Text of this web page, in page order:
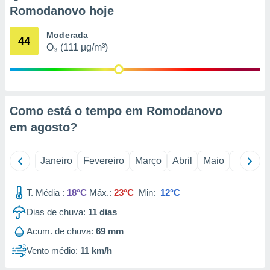
qual se
ou opor-
qualquer
de
ou aceder
num
para
Romodanovo hoje
44 Moderada
O₃ (111 µg/m³)
Como está o tempo em Romodanovo
em agosto?
Janeiro Fevereiro Março Abril Maio Junho
T. Média : 18°C Máx.: 23°C Min: 12°C
Dias de chuva: 11 dias
Acum. de chuva: 69 mm
Vento médio: 11 km/h